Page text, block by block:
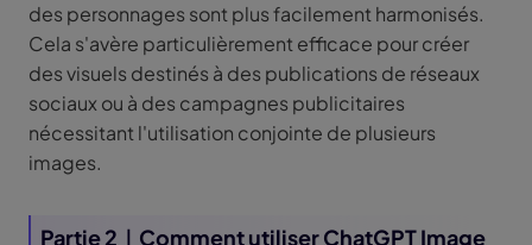
des personnages sont plus facilement harmonisés.
Cela s'avère particulièrement efficace pour créer
des visuels destinés à des publications de réseaux
sociaux ou à des campagnes publicitaires
nécessitant l'utilisation conjointe de plusieurs
images.
Partie 2｜Comment utiliser ChatGPT Image